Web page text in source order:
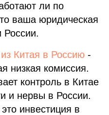
ли по
ваша юридическая
России.
Китая в Россию -
низкая комиссия.
контроль в Китае
и нервы в России.
инвестиция в